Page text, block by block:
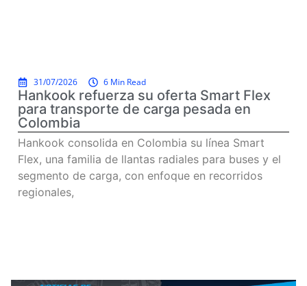
31/07/2026 6 Min Read
Hankook refuerza su oferta Smart Flex
para transporte de carga pesada en
Colombia
Hankook consolida en Colombia su línea Smart
Flex, una familia de llantas radiales para buses y el
segmento de carga, con enfoque en recorridos
regionales,